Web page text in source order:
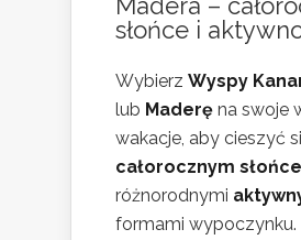
słońce i
Wybierz Wyspy
lub Maderę na swoje
wakacje, aby cieszyć
całorocznym
różnorodnymi
formami wypoczynku.